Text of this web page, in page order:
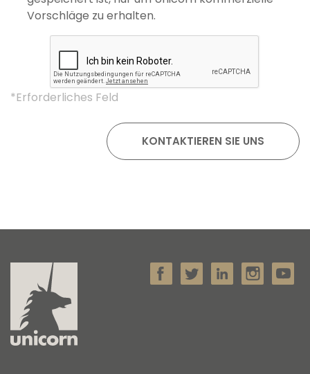
Vorschläge zu erhalten.
*Erforderliches Feld